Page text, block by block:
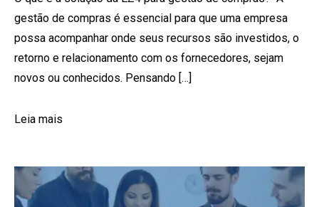
gestão de compras é essencial para que uma empresa
possa acompanhar onde seus recursos são investidos, o
retorno e relacionamento com os fornecedores, sejam
novos ou conhecidos. Pensando […]
Leia mais